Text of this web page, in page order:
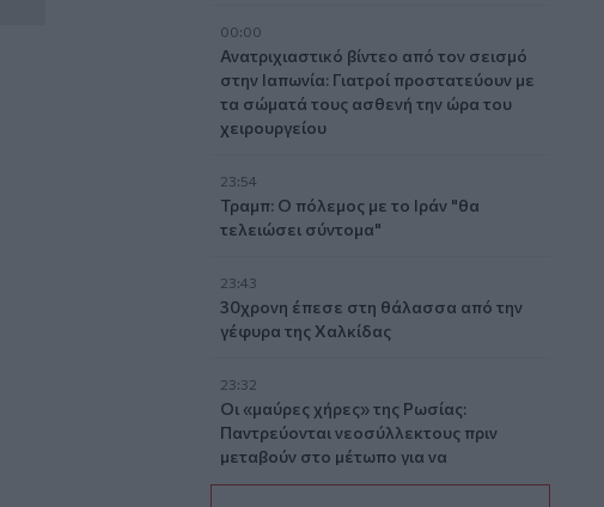
00:00
Ανατριχιαστικό βίντεο από τον σεισμό
στην Ιαπωνία: Γιατροί προστατεύουν με
τα σώματά τους ασθενή την ώρα του
χειρουργείου
23:54
Τραμπ: Ο πόλεμος με το Ιράν "θα
τελειώσει σύντομα"
23:43
30χρονη έπεσε στη θάλασσα από την
γέφυρα της Χαλκίδας
23:32
Οι «μαύρες χήρες» της Ρωσίας:
Παντρεύονται νεοσύλλεκτους πριν
μεταβούν στο μέτωπο για να
εισπράξουν τις «παχυλές»